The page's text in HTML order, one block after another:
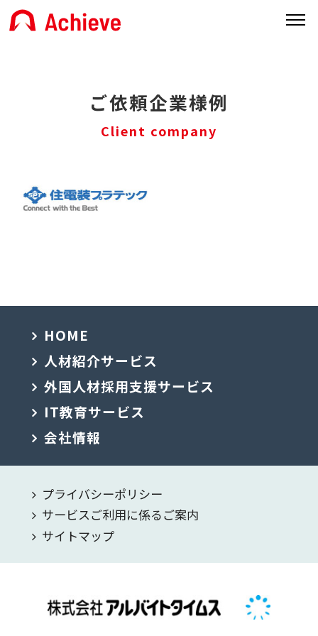
ご依頼企業様例
Client company
HOME
人材紹介サービス
外国人材採用支援サービス
IT教育サービス
会社情報
プライバシーポリシー
サービスご利用に係るご案内
サイトマップ